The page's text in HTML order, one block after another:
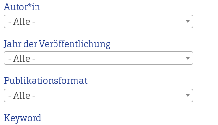
to
our
main
instead.
Autor*in
- Alle -
Jahr der Veröffentlichung
- Alle -
Publikationsformat
- Alle -
Keyword